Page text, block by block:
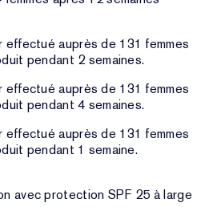
effectué auprès de 131 femmes
pendant 2 semaines.
effectué auprès de 131 femmes
pendant 4 semaines.
effectué auprès de 131 femmes
pendant 1 semaine.
avec protection SPF 25 à large